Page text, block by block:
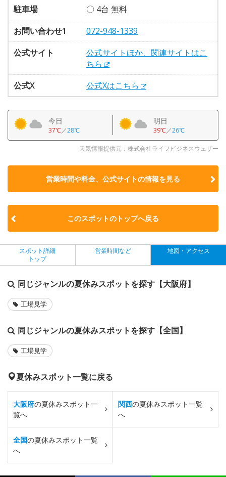
駐車場
〇 4台 無料
お問い合わせ1
072-948-1339
公式サイト
公式サイトほか、関連サイトはこ
ちら
公式X
公式Xはこちら
今日
37℃／28℃
明日
39℃／26℃
天気情報提供元：株式会社ライフビジネスウェザー
営業時間や料金、公式サイトの情報を見る
このスポットのトップへ戻る
スポット詳細
トップ
営業時間など 地図・アクセス
同じジャンルの夏休みスポットを探す【大阪府】
工場見学
同じジャンルの夏休みスポットを探す【全国】
工場見学
夏休みスポット一覧に戻る
大阪府の夏休みスポット一
覧へ
関西の夏休みスポット一覧
へ
全国の夏休みスポット一覧
へ